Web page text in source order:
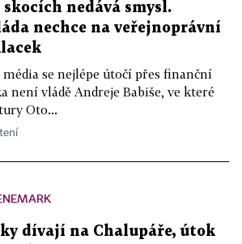
skocích nedává smysl.
nechce na veřejnoprávní
se nejlépe útočí přes finanční
není vládě Andreje Babiše, ve které
Oto...
dívají na Chalupáře, útok